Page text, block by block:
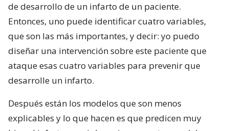
de desarrollo de un infarto de un paciente.
Entonces, uno puede identificar cuatro variables,
que son las más importantes, y decir: yo puedo
diseñar una intervención sobre este paciente que
ataque esas cuatro variables para prevenir que
desarrolle un infarto.
Después están los modelos que son menos
explicables y lo que hacen es que predicen muy